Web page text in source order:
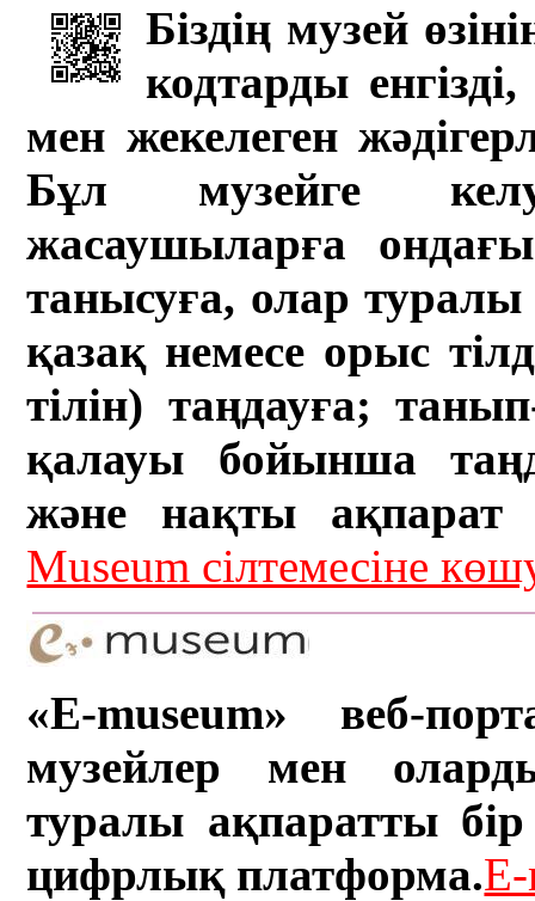
Біздің музей
кодтарды
мен жекелеген
Бұл музейге
жасаушыларға
танысуға, олар туралы
қазақ немесе орыс
тілін) таңдауға;
қалауы бойынша
және нақты ақпарат
Museum сілтемесіне
«E-museum» веб-
музейлер мен
туралы ақпаратты бір
цифрлық платформа.